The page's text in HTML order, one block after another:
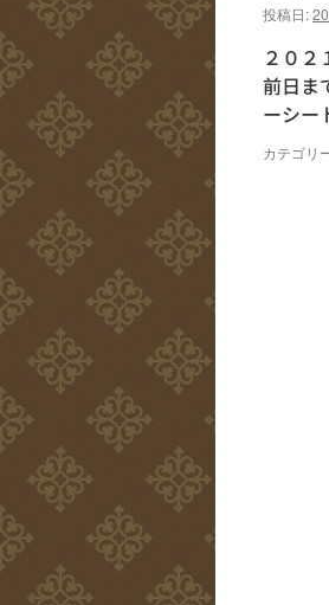
投稿日:
２０２
前日ま
ーシー
カテゴリ